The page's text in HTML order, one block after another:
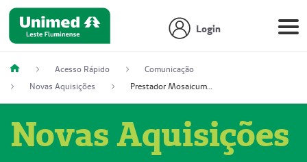
Login
Acesso Rápido
Comunicação
Novas Aquisições
Prestador Mosaicum Espaço Clínico Ltda (51004352-0)
Novas Aquisições